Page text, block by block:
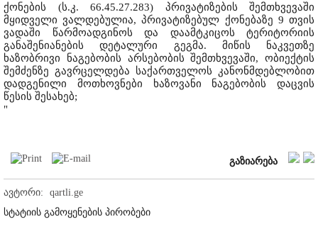
ქონების (ს.კ. 66.45.27.283) პრივატიზების შემთხვევაში
მყიდველი ვალდებულია, პრივატიზებულ ქონებაზე 9 თვის
ვადაში წარმოადგინოს და დაამტკიცოს ტერიტორიის
განაშენიანების დეტალური გეგმა. მიწის ნაკვეთზე
ხაზობრივი ნაგებობის არსებობის შემთხვევაში, ობიექტის
შემძენზე გავრცელდება საქართველოს კანონმდებლობით
დადგენილი მოთხოვნები ხაზოვანი ნაგებობის დაცვის
წესის შესახებ;
"
გაზიარება
ავტორი:
qartli.ge
სტატიის გამოყენების პირობები